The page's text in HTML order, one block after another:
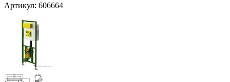
Артикул: 606664